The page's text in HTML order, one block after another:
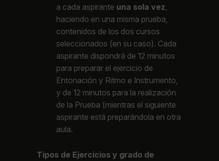
a cada aspirante una sola vez
haciendo en una misma prueba,
contenidos de los dos cursos
seleccionados (en su caso). Cada
aspirante dispondrá de 12 minutos
para preparar el ejercicio de
Entonación y Ritmo e Instrumento,
y de 12 minutos para la realización
de la Prueba (mientras el siguiente
aspirante está preparándola en otra
aula.
Tipos de Ejercicios y grado de